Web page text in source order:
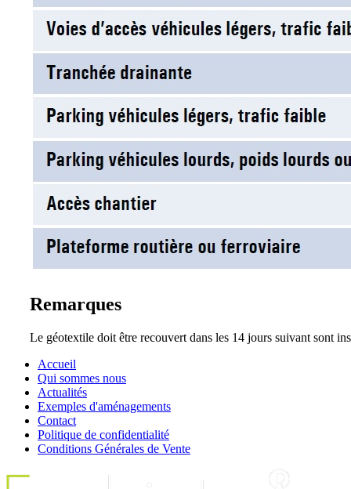
Remarques
Le géotextile doit être recouvert dans les 14 jours suivant sont
Accueil
Qui sommes nous
Actualités
Exemples d'aménagements
Contact
Politique de confidentialité
Conditions Générales de Vente